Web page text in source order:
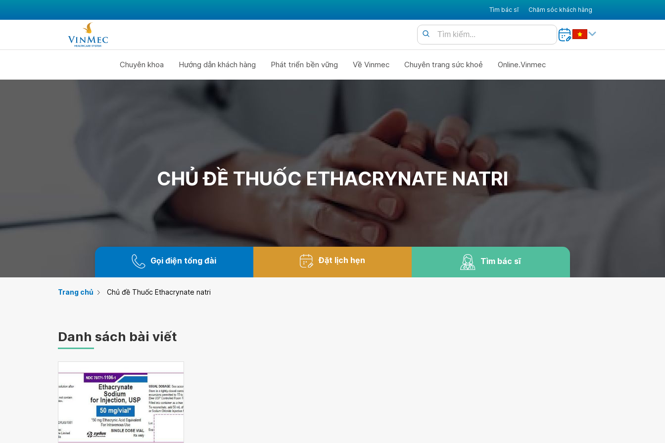
Tìm bác sĩ Chăm sóc khách hàng
Chuyên khoa Hướng dẫn khách hàng Phát triển bền vững Về Vinmec Chuyên trang sức khoẻ Online.Vinmec
CHỦ ĐỀ THUỐC ETHACRYNATE NATRI
Gọi điện tổng đài Đặt lịch hẹn Tìm bác sĩ
Trang chủ Chủ đề Thuốc Ethacrynate natri
Danh sách bài viết